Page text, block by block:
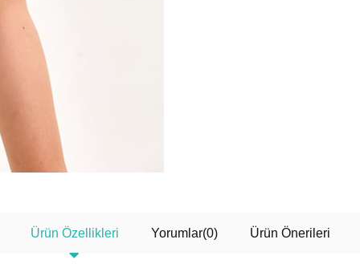
Ürün Özellikleri Yorumlar(0) Ürün Önerileri